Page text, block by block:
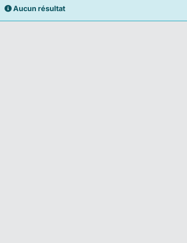
Aucun résultat